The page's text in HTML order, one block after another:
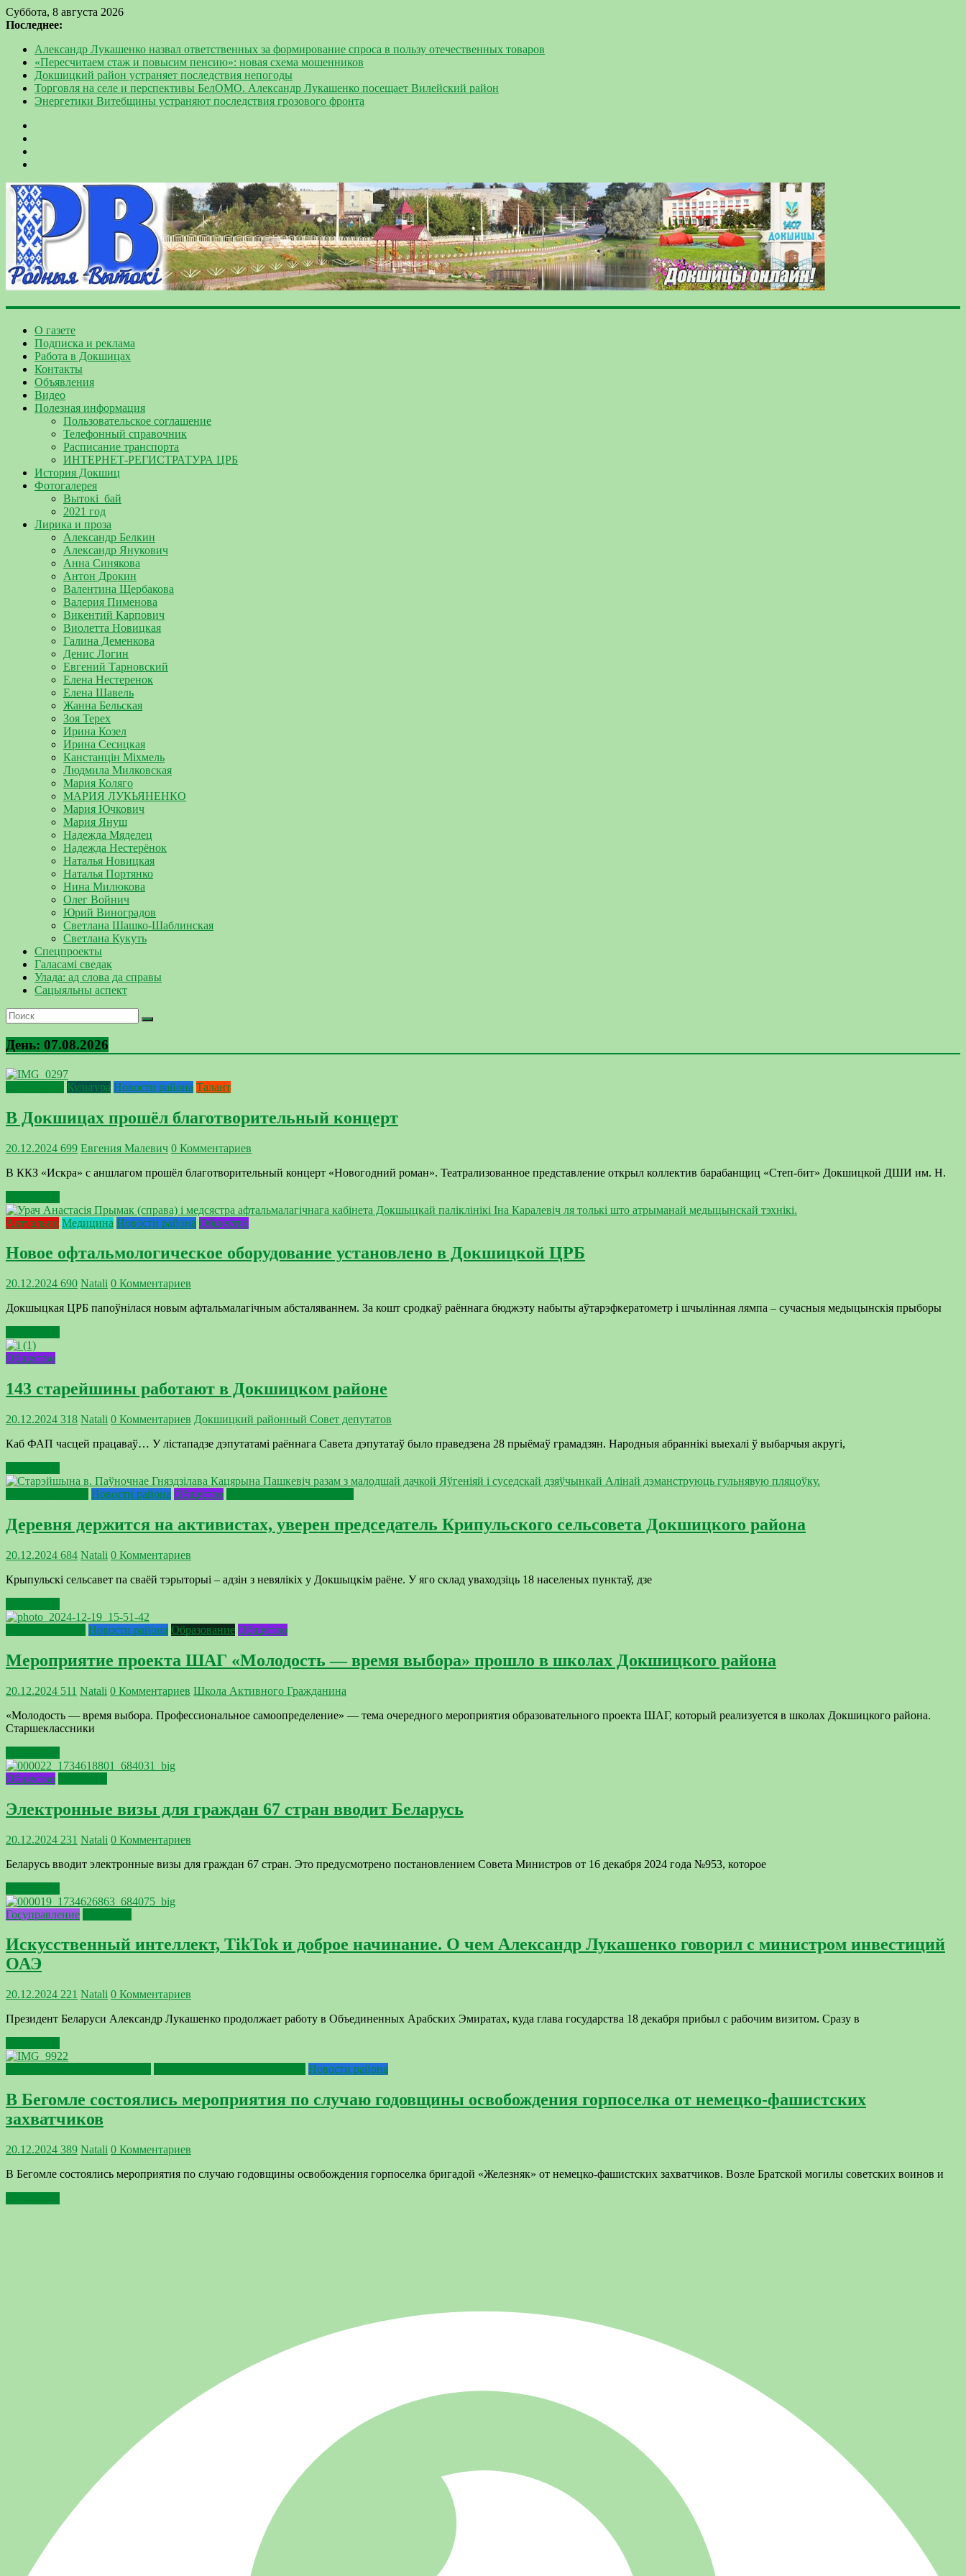
Суббота, 8 августа 2026
Последнее:
Александр Лукашенко назвал ответственных за формирование спроса в пользу отечественных товаров
«Пересчитаем стаж и повысим пенсию»: новая схема мошенников
Докшицкий район устраняет последствия непогоды
Торговля на селе и перспективы БелОМО. Александр Лукашенко посещает Вилейский район
Энергетики Витебщины устраняют последствия грозового фронта
О газете
Подписка и реклама
Работа в Докшицах
Контакты
Объявления
Видео
Полезная информация
Пользовательское соглашение
Телефонный справочник
Расписание транспорта
ИНТЕРНЕТ-РЕГИСТРАТУРА ЦРБ
История Докшиц
Фотогалерея
Вытокі_бай
2021 год
Лирика и проза
Александр Белкин
Александр Янукович
Анна Синякова
Антон Дрокин
Валентина Щербакова
Валерия Пименова
Викентий Карпович
Виолетта Новицкая
Галина Деменкова
Денис Логин
Евгений Тарновский
Елена Нестеренок
Елена Шавель
Жанна Бельская
Зоя Терех
Ирина Козел
Ирина Сесицкая
Канстанцін Міхмель
Людмила Милковская
Мария Коляго
МАРИЯ ЛУКЬЯНЕНКО
Мария Ючкович
Мария Януш
Надежда Мяделец
Надежда Нестерёнок
Наталья Новицкая
Наталья Портянко
Нина Милюкова
Олег Войнич
Юрий Виноградов
Светлана Шашко-Шаблинская
Светлана Кукуть
Спецпроекты
Галасамі сведак
Улада: ад слова да справы
Сацыяльны аспект
День: 07.08.2026
Культура Новости района Талант
В Докшицах прошёл благотворительный концерт
20.12.2024 699 Евгения Малевич 0 Комментариев
В ККЗ «Искра» с аншлагом прошёл благотворительный концерт «Новогодний роман». Театрализованное представление открыл коллектив барабанщиц «Степ-бит» Докшицкой ДШИ им. Н.
Актуально Медицина Новости района Общество
Новое офтальмологическое оборудование установлено в Докшицкой ЦРБ
20.12.2024 690 Natali 0 Комментариев
Докшыцкая ЦРБ папоўнілася новым афтальмалагічным абсталяваннем. За кошт сродкаў раённага бюджэту набыты аўтарэфкератометр і шчылінная лямпа – сучасныя медыцынскія прыборы
Общество
143 старейшины работают в Докшицком районе
20.12.2024 318 Natali 0 Комментариев Докшицкий районный Совет депутатов
Каб ФАП часцей працаваў… У лістападзе дэпутатамі раённага Савета дэпутатаў было праведзена 28 прыёмаў грамадзян. Народныя абраннікі выехалі ў выбарчыя акругі,
Новости района Общество
Деревня держится на активистах, уверен председатель Крипульского сельсовета Докшицкого района
20.12.2024 684 Natali 0 Комментариев
Крыпульскі сельсавет па сваёй тэрыторыі – адзін з невялікіх у Докшыцкім раёне. У яго склад уваходзіць 18 населеных пунктаў, дзе
Новости района Образование Общество
Мероприятие проекта ШАГ «Молодость — время выбора» прошло в школах Докшицкого района
20.12.2024 511 Natali 0 Комментариев Школа Активного Гражданина
«Молодость — время выбора. Профессиональное самоопределение» — тема очередного мероприятия образовательного проекта ШАГ, который реализуется в школах Докшицкого района.
Старшеклассники
Общество
Электронные визы для граждан 67 стран вводит Беларусь
20.12.2024 231 Natali 0 Комментариев
Беларусь вводит электронные визы для граждан 67 стран. Это предусмотрено постановлением Совета Министров от 16 декабря 2024 года №953, которое
Госуправление
Искусственный интеллект, TikTok и доброе начинание. О чем Александр Лукашенко говорил с министром инвестиций
ОАЭ
20.12.2024 221 Natali 0 Комментариев
Президент Беларуси Александр Лукашенко продолжает работу в Объединенных Арабских Эмиратах, куда глава государства 18 декабря прибыл с рабочим визитом. Сразу в
Новости района
В Бегомле состоялись мероприятия по случаю годовщины освобождения горпоселка от немецко-фашистских
захватчиков
20.12.2024 389 Natali 0 Комментариев
В Бегомле состоялись мероприятия по случаю годовщины освобождения горпоселка бригадой «Железняк» от немецко-фашистских захватчиков. Возле Братской могилы советских воинов и